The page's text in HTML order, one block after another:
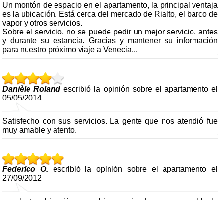
Un montón de espacio en el apartamento, la principal ventaja
es la ubicación. Está cerca del mercado de Rialto, el barco de
vapor y otros servicios.
Sobre el servicio, no se puede pedir un mejor servicio, antes
y durante su estancia. Gracias y mantener su información
para nuestro próximo viaje a Venecia...
Danièle Roland escribió la opinión sobre el apartamento el
05/05/2014
Satisfecho con sus servicios. La gente que nos atendió fue
muy amable y atento.
Federico O. escribió la opinión sobre el apartamento el
27/09/2012